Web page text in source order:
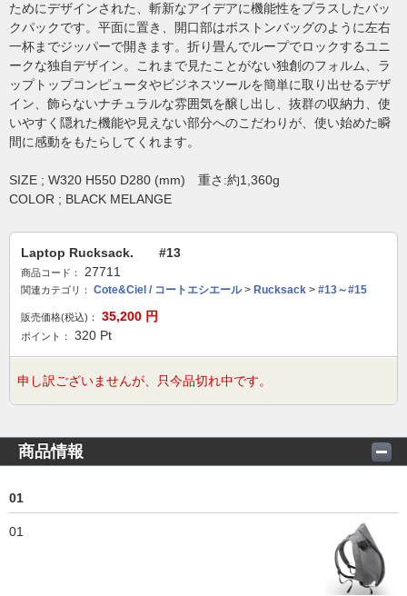
ためにデザインされた、斬新なアイデアに機能性をプラスしたバッ
クパックです。平面に置き、開口部はボストンバッグのように左右
一杯までジッパーで開きます。折り畳んでループでロックするユニ
ークな独自デザイン。これまで見たことがない独創のフォルム、ラ
ップトップコンピュータやビジネスツールを簡単に取り出せるデザ
イン、飾らないナチュラルな雰囲気を醸し出し、抜群の収納力、使
いやすく隠れた機能や見えない部分へのこだわりが、使い始めた瞬
間に感動をもたらしてくれます。
SIZE ; W320 H550 D280 (mm) 重さ:約1,360g
COLOR ; BLACK MELANGE
Laptop Rucksack. #13
商品コード： 27711
関連カテゴリ： Cote&Ciel / コートエシエール> Rucksack > #13～#15
販売価格(税込)： 35,200 円
ポイント： 320 Pt
申し訳ございませんが、只今品切れ中です。
商品情報
01
01